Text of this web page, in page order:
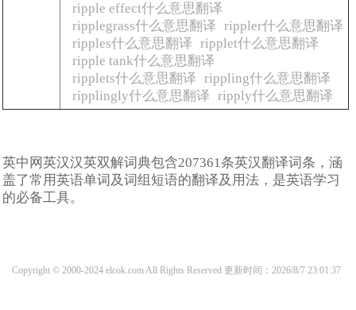
ripple effect什么意思翻译
ripplegrass什么意思翻译 rippler什么意思翻译
ripples什么意思翻译 ripplet什么意思翻译
ripple tank什么意思翻译
ripplets什么意思翻译 rippling什么意思翻译
ripplingly什么意思翻译 ripply什么意思翻译
英中网英汉汉英双解词典包含207361条英汉翻译词条，涵
盖了常用英语单词及词组短语的翻译及用法，是英语学习
的必备工具。
Copyright © 2000-2024 elcok.com All Rights Reserved 更新时间：2026/8/7 23:01:37